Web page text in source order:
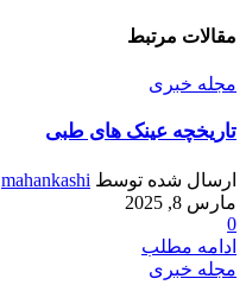
مقالات مرتبط
مجله خبری
تاریخچه عینک های طبی
ارسال شده توسط mahankashi
مارس 8, 2025
0
ادامه مطلب
مجله خبری